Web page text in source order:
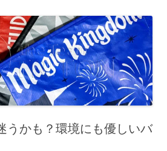
うかも？環境にも優しいバ